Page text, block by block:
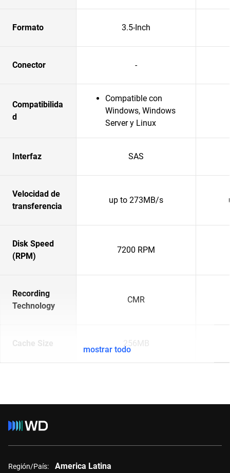
Formato 3.5-Inch
Conector -
Compatibilida
d
Compatible con
Windows, Windows
Server y Linux
Interfaz SAS
Velocidad de
transferencia
up to 273MB/s
Disk Speed
(RPM)
7200 RPM
Recording
Technology
CMR
Cache Size 256MB
mostrar todo
Región/País: America Latina